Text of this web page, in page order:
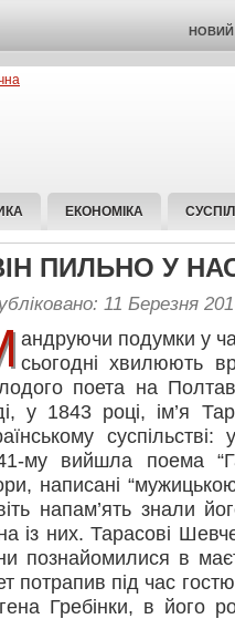
НОВИЙ
ЕКОНОМІКА
ПИЛЬНО У
11 Березня
андруючи подумки у
сьогодні хвилюють
поета на
у 1843 році, ім’я
му вийшла поема
написані
напам’ять знали
із них. Тарасові
познайомилися в
потрапив під час
Гребінки, в його